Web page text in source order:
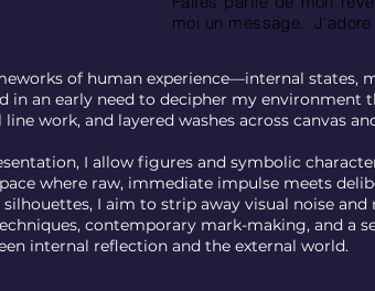
moi un message.
of human experience—internal
in an early need to decipher my
work, and layered washes across canvas
I allow figures and symbolic
where raw, immediate impulse meets
I aim to strip away visual noise
contemporary mark-making, and a
internal reflection and the external world.